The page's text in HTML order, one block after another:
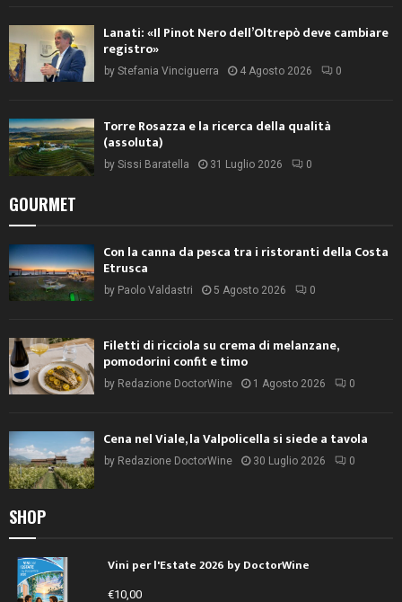
Lanati: «Il Pinot Nero dell’Oltrepò deve cambiare
registro»
by Stefania Vinciguerra 4 Agosto 2026 0
Torre Rosazza e la ricerca della qualità
(assoluta)
by Sissi Baratella 31 Luglio 2026 0
GOURMET
Con la canna da pesca tra i ristoranti della Costa
Etrusca
by Paolo Valdastri 5 Agosto 2026 0
Filetti di ricciola su crema di melanzane,
pomodorini confit e timo
by Redazione DoctorWine 1 Agosto 2026 0
Cena nel Viale, la Valpolicella si siede a tavola
by Redazione DoctorWine 30 Luglio 2026 0
SHOP
Vini per l'Estate 2026 by DoctorWine
€10,00